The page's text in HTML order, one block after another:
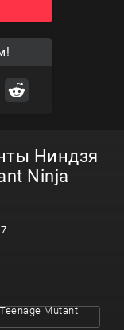
Ниндзя
Ninja
Mutant